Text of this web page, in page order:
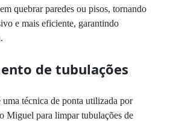
quebrar paredes ou pisos, tornando
e mais eficiente, garantindo
de tubulações
uma técnica de ponta utilizada por
Miguel para limpar tubulações de